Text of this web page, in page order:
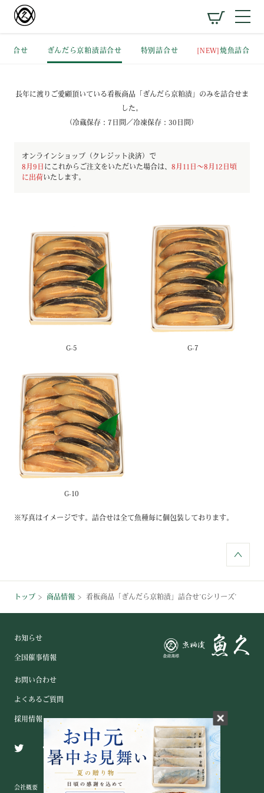
詰合せ ぎんだら京粕漬詰合せ 特別詰合せ [NEW] 焼魚詰合せ
長年に渡りご愛顧頂いている看板商品「ぎんだら京粕漬」のみを詰合せま
した。
（冷蔵保存：7日間／冷凍保存：30日間）
オンラインショップ（クレジット決済）で
8月9日 にこれからご注文をいただいた場合は、 8月11日～8月12日頃
に出荷いたします。
商品詳細をみる
G-5
商品詳細をみる
G-7
商品詳細をみる
G-10
写真はイメージです。詰合せは全て魚種毎に個包装しております。
トップ 商品情報 看板商品「ぎんだら京粕漬」詰合せ’Gシリーズ’
お知らせ
全国催事情報
お問い合わせ
よくあるご質問
採用情報
会社概要 メディア掲載情報 サイトマップ プライバシーポリシー